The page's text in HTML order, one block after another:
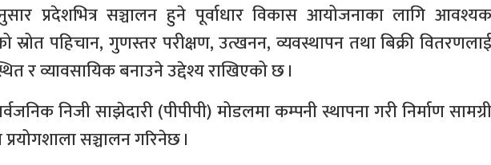
प्रदेशभित्र सञ्चालन हुने पूर्वाधार विकास आयोजनाका लागि आवश्यक
स्रोत पहिचान, गुणस्तर परीक्षण, उत्खनन, व्यवस्थापन तथा बिक्री वितरणलाई
र व्यावसायिक बनाउने उद्देश्य राखिएको छ ।
निजी साझेदारी (पीपीपी) मोडलमा कम्पनी स्थापना गरी निर्माण सामग्री
सञ्चालन गरिनेछ ।